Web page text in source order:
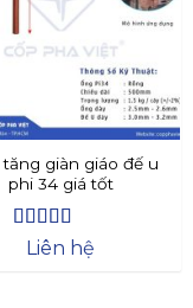
tăng giàn giáo đế u
phi 34 giá tốt
Được xếp
5
Liên hệ